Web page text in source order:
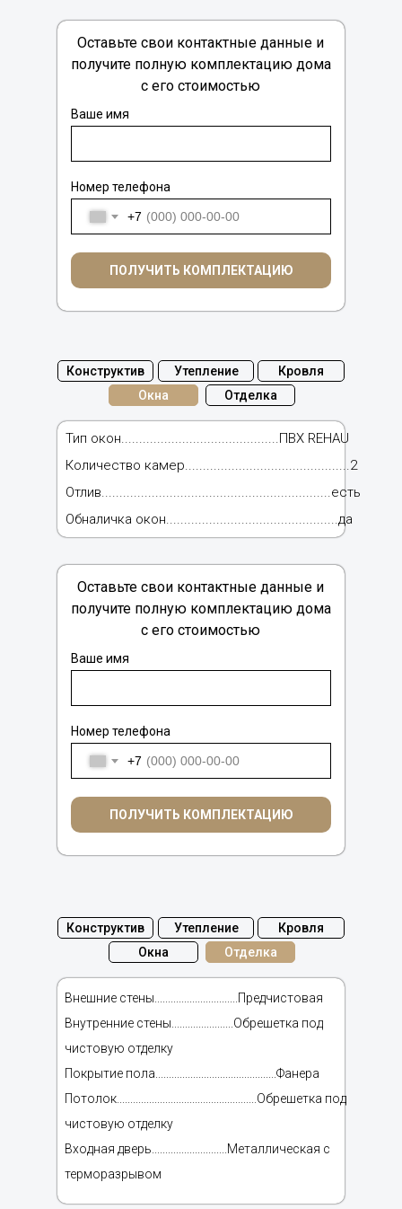
Ваше имя
Номер телефона
+7
ПОЛУЧИТЬ КОМПЛЕКТАЦИЮ
Оставьте свои контактные данные и
получите полную комплектацию дома
с его стоимостью
Тип
Количество
Обналичка
Отделка
Окна
Кровля
Утепление
Конструктив
Тип окон............................................ПВХ REHAU
Количество камер..............................................2
Отлив................................................................есть
Обналичка окон................................................да
Ваше имя
Номер телефона
+7
ПОЛУЧИТЬ КОМПЛЕКТАЦИЮ
Оставьте свои контактные данные и
получите полную комплектацию дома
с его стоимостью
Конструктив Утепление
Кровля
Окна
Отделка
Внешние стены...............................Предчистовая
Внутренние стены.......................Обрешетка под
чистовую отделку
Покрытие пола.............................................Фанера
Потолок....................................................Обрешетка под
чистовую отделку
Входная дверь............................Металлическая с
терморазрывом